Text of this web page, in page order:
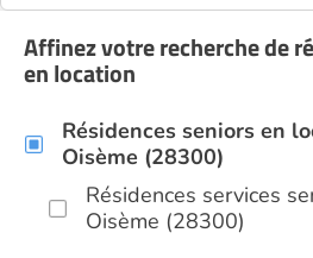
Affinez votre recherche de
en location
Résidences seniors en
Oisème (28300)
Résidences services
Oisème (28300)